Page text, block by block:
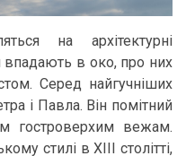
на архітектурні
впадають в око, про них
Серед найгучніших
і Павла. Він помітний
гостроверхим вежам.
стилі в XIII столітті,